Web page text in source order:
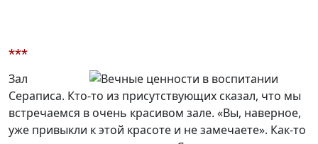
***
Зал
Сераписа. Кто-то из присутствующих сказал, что мы
встречаемся в очень красивом зале. «Вы, наверное,
уже привыкли к этой красоте и не замечаете». Как-то